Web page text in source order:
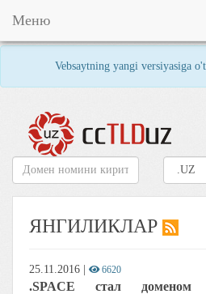
Vebsaytning yangi versiyasiga
Меню
ЯНГИЛИКЛАР
25.11.2016 6620
.SPACE стал доменом